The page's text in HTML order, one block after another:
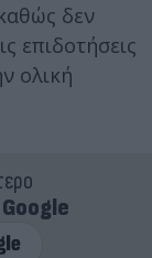
δεν
επιδοτήσεις
ολική
Google